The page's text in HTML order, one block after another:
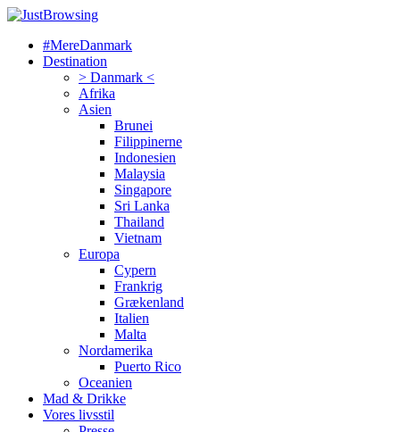
#MereDanmark
Destination
> Danmark <
Afrika
Asien
Brunei
Filippinerne
Indonesien
Malaysia
Singapore
Sri Lanka
Thailand
Vietnam
Europa
Cypern
Frankrig
Grækenland
Italien
Malta
Nordamerika
Puerto Rico
Oceanien
Mad & Drikke
Vores livsstil